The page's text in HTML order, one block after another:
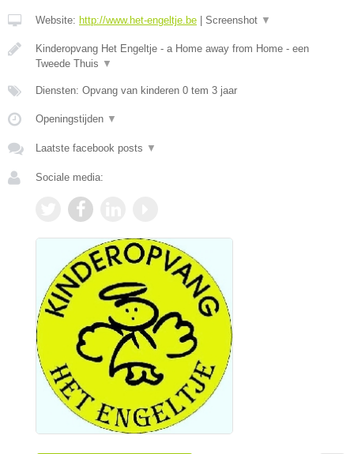
Website: http://www.het-engeltje.be Screenshot ▼
Kinderopvang Het Engeltje - a Home away from Home - een
Tweede Thuis ▼
Diensten: Opvang van kinderen 0 tem 3 jaar
Openingstijden ▼
Laatste facebook posts ▼
Sociale media: